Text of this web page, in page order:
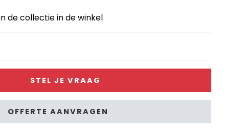
links - hoek - ottomane rechts - stof Valencia
Derby
de collectie in de winkel
STEL JE VRAAG
OFFERTE AANVRAGEN